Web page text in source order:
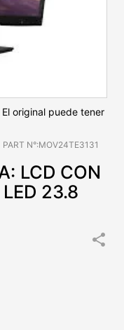
original puede tener
PART N°:MOV24TE3131
LCD CON
23.8
share